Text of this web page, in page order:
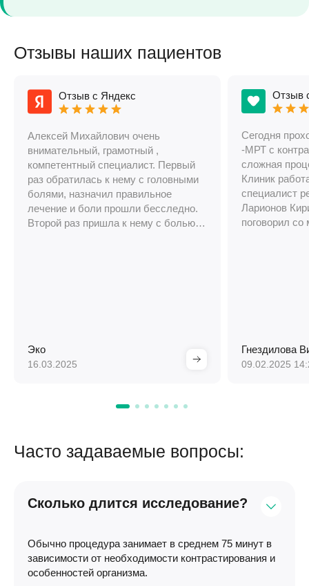
Отзывы наших пациентов
Отзыв с Яндекс
Алексей Михайлович очень
внимательный, грамотный ,
компетентный специалист. Первый
раз обратилась к нему с головными
болями, назначил правильное
лечение и боли прошли бесследно.
Второй раз пришла к нему с болью в
Степень доверия к врачу огромная,
это невероятно внимательный и врач
Эко
16.03.2025
Отзыв
Сегодня
-МРТ с
сложная
Клиник
специалист
Ларионов
поговорил со
Гнездилова
09.02.2025
Часто задаваемые вопросы:
Сколько длится исследование?
Обычно процедура занимает в среднем 75 минут в
зависимости от необходимости контрастирования и
особенностей организма.